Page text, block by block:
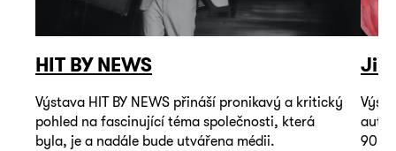
HIT BY NEWS
Výstava HIT BY NEWS přináší pronikavý a kritický
pohled na fascinující téma společnosti, která
byla, je a nadále bude utvářena médii.
Jiří
90.